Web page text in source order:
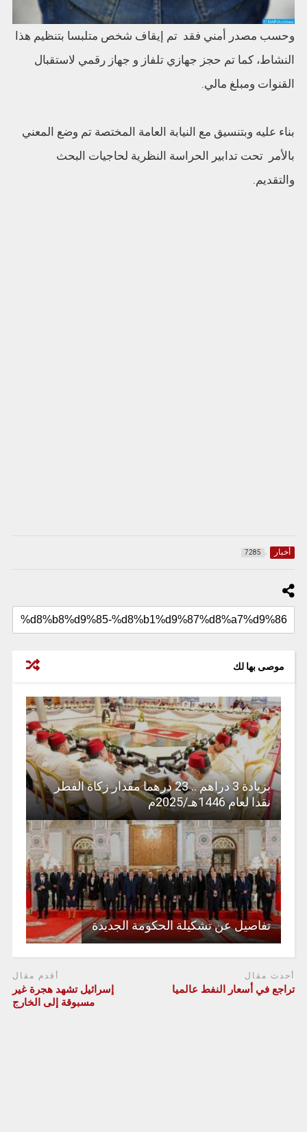
وحسب مصدر أمني فقد تم إيقاف شخص متلبسا بتنظيم هذا
النشاط، كما تم حجز جهازي تلفاز و جهاز رقمي لاستقبال
القنوات ومبلغ مالي.
بناء عليه وبتنسيق مع النيابة العامة المختصة تم وضع المعني
بالأمر تحت تدابير الحراسة النظرية لحاجيات البحث
والتقديم.
أخبار 7285
موصى بها لك
بزيادة 3 دراهم .. 23 درهما مقدار زكاة الفطر
نقدا لعام 1446هـ/2025م
تفاصيل عن تشكيلة الحكومة الجديدة
أحدث مقال
تراجع في أسعار النفط عالميا
أقدم مقال
إسرائيل تشهد هجرة غير
مسبوقة إلى الخارج